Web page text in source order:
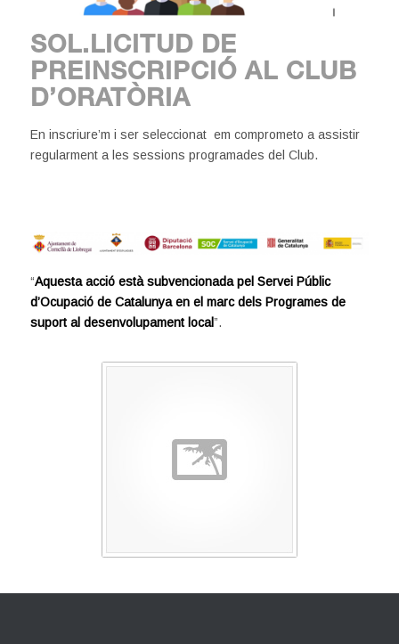
SOL.LICITUD DE
PREINSCRIPCIÓ AL CLUB
D’ORATÒRIA
En inscriure’m i ser seleccionat em comprometo a assistir
regularment a les sessions programades del Club.
“Aquesta acció està subvencionada pel Servei Públic
d’Ocupació de Catalunya en el marc dels Programes de
suport al desenvolupament local”.